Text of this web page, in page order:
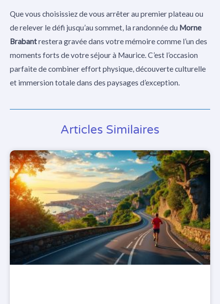
Que vous choisissiez de vous arrêter au premier plateau ou
de relever le défi jusqu’au sommet, la randonnée du Morne
Brabantrestera gravée dans votre mémoire comme l’un des
moments forts de votre séjour à Maurice. C’est l’occasion
parfaite de combiner effort physique, découverte culturelle
et immersion totale dans des paysages d’exception.
Articles Similaires